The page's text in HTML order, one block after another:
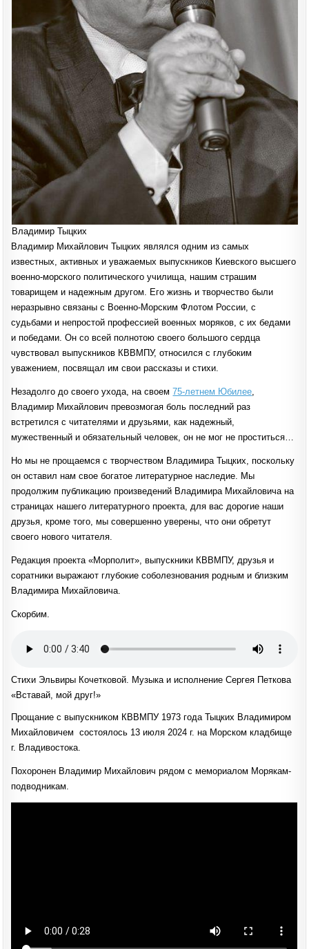
Владимир Тыцких
Владимир Михайлович Тыцких являлся одним из самых
известных, активных и уважаемых выпускников Киевского высшего
военно-морского политического училища, нашим страшим
товарищем и надежным другом. Его жизнь и творчество были
неразрывно связаны с Военно-Морским Флотом России, с
судьбами и непростой профессией военных моряков, с их бедами
и победами. Он со всей полнотою своего большого сердца
чувствовал выпускников КВВМПУ, относился с глубоким
уважением, посвящал им свои рассказы и стихи.
Незадолго до своего ухода, на своем75-летнем Юбилее,
Владимир Михайлович превозмогая боль последний раз
встретился с читателями и друзьями, как надежный,
мужественный и обязательный человек, он не мог не проститься…
Но мы не прощаемся с творчеством Владимира Тыцких, поскольку
он оставил нам свое богатое литературное наследие. Мы
продолжим публикацию произведений Владимира Михайловича на
страницах нашего литературного проекта, для вас дорогие наши
друзья, кроме того, мы совершенно уверены, что они обретут
своего нового читателя.
Редакция проекта «Морполит», выпускники КВВМПУ, друзья и
соратники выражают глубокие соболезнования родным и близким
Владимира Михайловича.
Скорбим.
Стихи Эльвиры Кочетковой. Музыка и исполнение Сергея Петкова
«Вставай, мой друг!»
Прощание с выпускником КВВМПУ 1973 года Тыцких Владимиром
Михайловичем состоялось 13 июля 2024 г. на Морском кладбище
г. Владивостока.
Похоронен Владимир Михайлович рядом с мемориалом Морякам-
подводникам.